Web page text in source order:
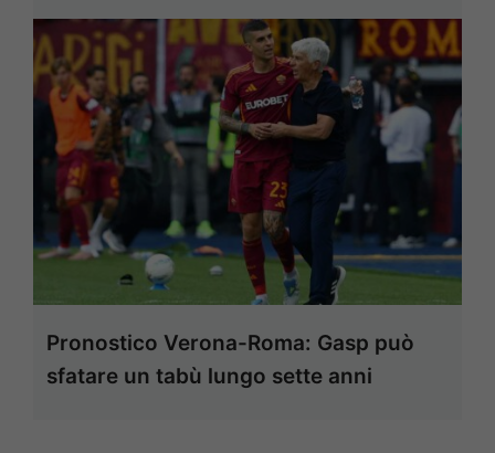
Pronostico Verona-Roma: Gasp può
sfatare un tabù lungo sette anni